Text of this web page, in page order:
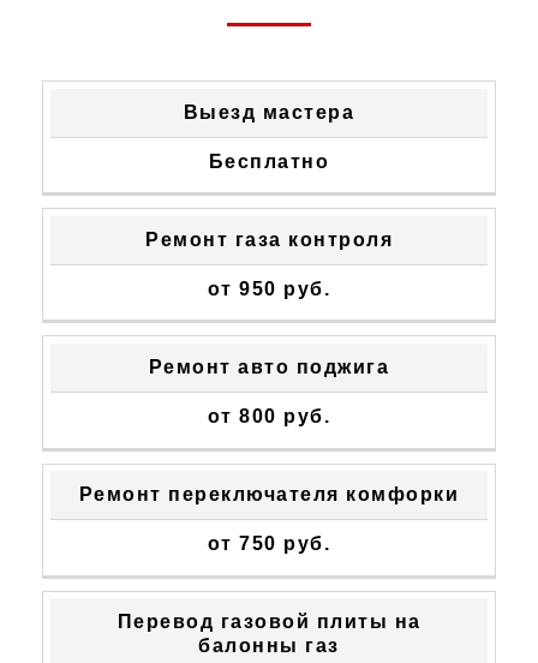
СТОИМОСТЬ
Выезд мастера
Бесплатно
Ремонт газа контроля
от 950 руб.
Ремонт авто поджига
от 800 руб.
Ремонт переключателя комфорки
от 750 руб.
Перевод газовой плиты на
балонны газ